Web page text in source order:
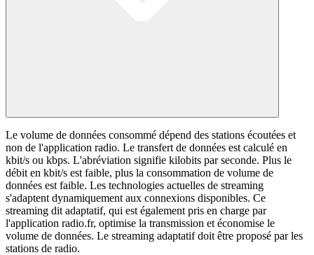
Le volume de données consommé dépend des stations écoutées et
non de l'application radio. Le transfert de données est calculé en
kbit/s ou kbps. L'abréviation signifie kilobits par seconde. Plus le
débit en kbit/s est faible, plus la consommation de volume de
données est faible. Les technologies actuelles de streaming
s'adaptent dynamiquement aux connexions disponibles. Ce
streaming dit adaptatif, qui est également pris en charge par
l'application radio.fr, optimise la transmission et économise le
volume de données. Le streaming adaptatif doit être proposé par les
stations de radio.